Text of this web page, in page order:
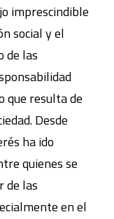
imprescindible
social y el
de las
que resulta de
Desde
ha ido
quienes se
de las
en el